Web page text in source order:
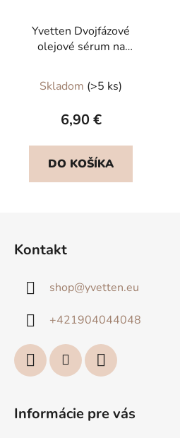
Yvetten Dvojfázové
olejové sérum na
hodnotenie
produktu
5,0
z
Skladom (>5 ks)
6,90 €
DO KOŠÍKA
Kontakt
shop@yvetten.eu
+421904044048
Informácie pre vás